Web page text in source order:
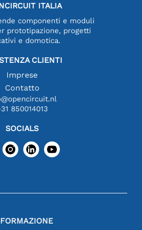
ITALIA
componenti e moduli
prototipazione, progetti
e domotica.
CLIENTI
Imprese
Contatto
850014013
SOCIALS